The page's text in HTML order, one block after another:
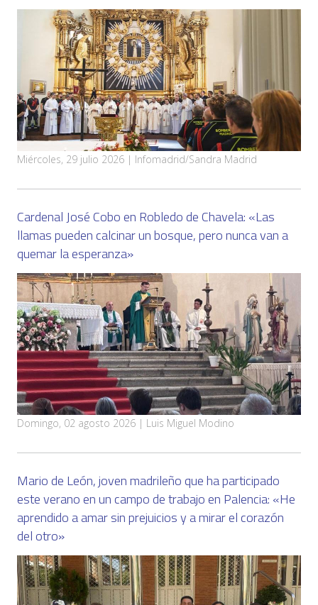
Miércoles, 29 julio 2026 | Infomadrid/Sandra Madrid
Cardenal José Cobo en Robledo de Chavela: «Las
llamas pueden calcinar un bosque, pero nunca van a
quemar la esperanza»
Domingo, 02 agosto 2026 | Luis Miguel Modino
Mario de León, joven madrileño que ha participado
este verano en un campo de trabajo en Palencia: «He
aprendido a amar sin prejuicios y a mirar el corazón
del otro»